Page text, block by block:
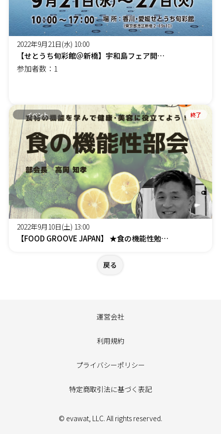
2022年9月21日(水) 10:00
【せとうち旬彩館＠新橋】宇和島フェア開催！
参加者数：1
イベント 終了
2022年9月10日(土) 13:00
【FOOD GROOVE JAPAN】 ★食の機能性勉強会★ 本当に健康でいるために、オメガ３脂肪酸
戻る
運営会社
利用規約
プライバシーポリシー
特定商取引法に基づく表記
© evawat, LLC. All rights reserved.